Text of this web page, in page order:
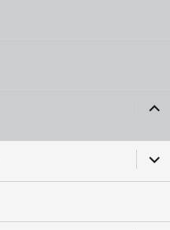
copil